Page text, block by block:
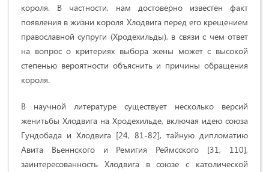
короля. В частности, нам достоверно известен факт
появления в жизни короля Хлодвига перед его крещением
православной супруги (Хродехильды), в связи с чем ответ
на вопрос о критериях выбора жены может с высокой
степенью вероятности объяснить и причины обращения
короля.
В научной литературе существует несколько версий
женитьбы Хлодвига на Хродехильде, включая идею союза
Гундобада и Хлодвига [24, 81-82], тайную дипломатию
Авита Вьеннского и Ремигия Реймсского [31, 110],
заинтересованность Хлодвига в союзе с католической